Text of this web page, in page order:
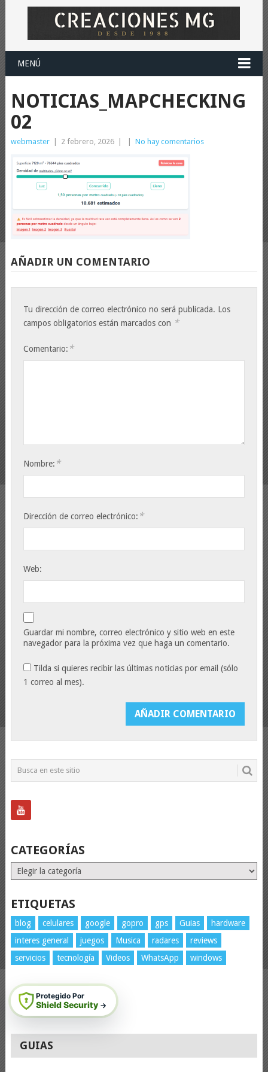
MENÚ
NOTICIAS_MAPCHECKING
02
webmaster 2 febrero, 2026 No hay comentarios
AÑADIR UN COMENTARIO
Tu dirección de correo electrónico no será publicada. Los
campos obligatorios están marcados con *
Comentario: *
Nombre: *
Dirección de correo electrónico: *
Web:
Guardar mi nombre, correo electrónico y sitio web en este
navegador para la próxima vez que haga un comentario.
Tilda si quieres recibir las últimas noticias por email (sólo
1 correo al mes).
CATEGORÍAS
Categorías
ETIQUETAS
blog celulares google gopro gps Guias
hardware
interes general
juegos Musica radares
reviews
servicios
tecnología Videos WhatsApp windows
Protegido Por
Shield Security →
GUIAS